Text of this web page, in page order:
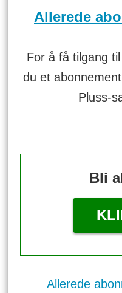
Allerede
For å få tilgang
du et
Pluss-
Bli
Allerede